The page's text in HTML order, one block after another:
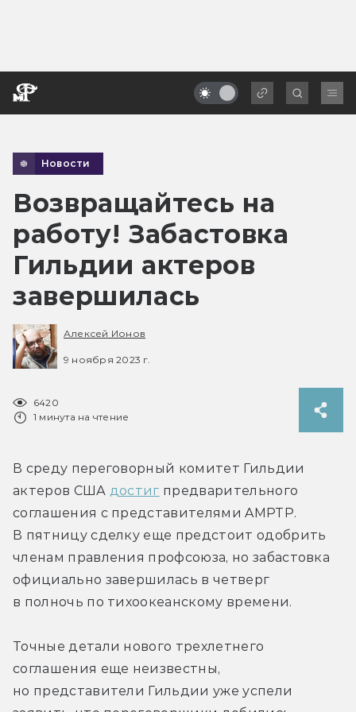
Новости
Возвращайтесь на
работу! Забастовка
Гильдии актеров
завершилась
Алексей Ионов
9 ноября 2023 г.
6420
1 минута на чтение
В среду переговорный комитет Гильдии
актеров США достиг предварительного
соглашения с представителями AMPTP.
В пятницу сделку еще предстоит одобрить
членам правления профсоюза, но забастовка
официально завершилась в четверг
в полночь по тихоокеанскому времени.
Точные детали нового трехлетнего
соглашения еще неизвестны,
но представители Гильдии уже успели